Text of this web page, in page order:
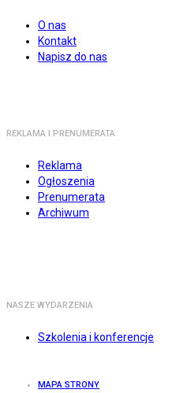
O nas
Kontakt
Napisz do nas
REKLAMA I PRENUMERATA
Reklama
Ogłoszenia
Prenumerata
Archiwum
NASZE WYDARZENIA
Szkolenia i konferencje
MAPA STRONY